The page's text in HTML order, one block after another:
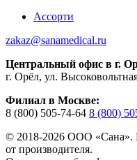
Ассорти
zakaz@sanamedical.ru
Центральный офис в г.
г. Орёл, ул.
Филиал в Москве:
8 (800) 505-74-64 8 (800)
© 2018-2026 ООО «Сана».
от производителя.